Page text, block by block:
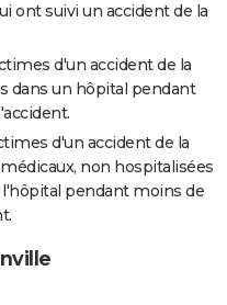
ont suivi un accident de la
d'un accident de la
dans un hôpital pendant
d'un accident de la
non hospitalisées
pendant moins de